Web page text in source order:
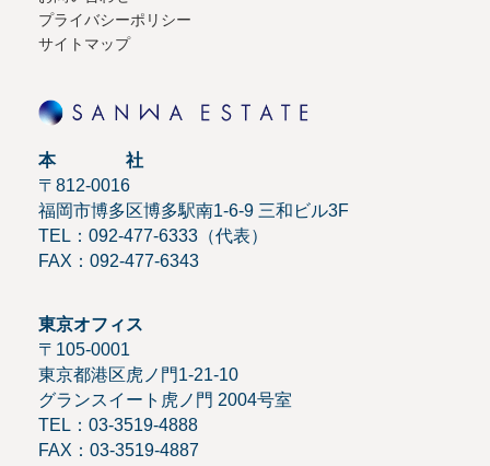
プライバシーポリシー
サイトマップ
本 社
〒812-0016
福岡市博多区博多駅南1-6-9 三和ビル3F
TEL：092-477-6333（代表）
FAX：092-477-6343
東京オフィス
〒105-0001
東京都港区虎ノ門1-21-10
グランスイート虎ノ門 2004号室
TEL：03-3519-4888
FAX：03-3519-4887